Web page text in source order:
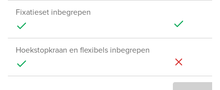
Fixatieset inbegrepen
Hoekstopkraan en flexibels inbegrepen